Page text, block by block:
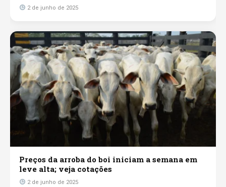
2 de junho de 2025
Preços da arroba do boi iniciam a semana em
leve alta; veja cotações
2 de junho de 2025